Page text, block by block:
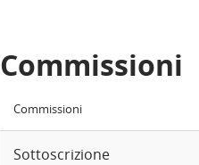
Commissioni
Commissioni
Sottoscrizione